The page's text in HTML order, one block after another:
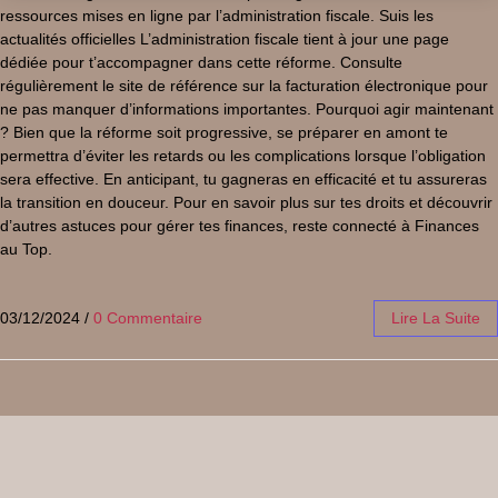
ressources mises en ligne par l’administration fiscale. Suis les
actualités officielles L’administration fiscale tient à jour une page
dédiée pour t’accompagner dans cette réforme. Consulte
régulièrement le site de référence sur la facturation électronique pour
ne pas manquer d’informations importantes. Pourquoi agir maintenant
? Bien que la réforme soit progressive, se préparer en amont te
permettra d’éviter les retards ou les complications lorsque l’obligation
sera effective. En anticipant, tu gagneras en efficacité et tu assureras
la transition en douceur. Pour en savoir plus sur tes droits et découvrir
d’autres astuces pour gérer tes finances, reste connecté à Finances
au Top.
03/12/2024 / 0 Commentaire Lire La Suite